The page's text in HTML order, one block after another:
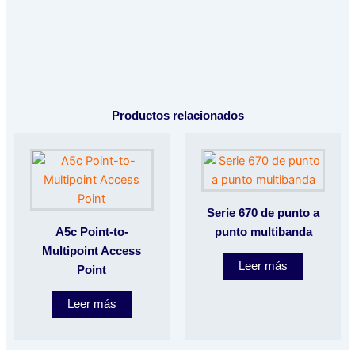
Productos relacionados
A5c Point-to-
Multipoint Access
Point
Leer más
Serie 670 de punto a
punto multibanda
Leer más